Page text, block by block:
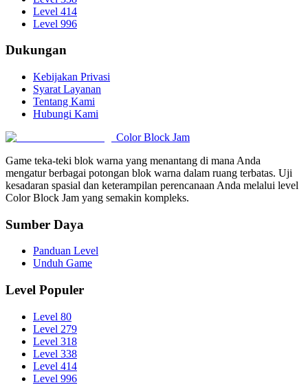
Level 414
Level 996
Dukungan
Kebijakan Privasi
Syarat Layanan
Tentang Kami
Hubungi Kami
Color Block Jam
Game teka-teki blok warna yang menantang di mana Anda
mengatur berbagai potongan blok warna dalam ruang terbatas. Uji
kesadaran spasial dan keterampilan perencanaan Anda melalui level
Color Block Jam yang semakin kompleks.
Sumber Daya
Panduan Level
Unduh Game
Level Populer
Level 80
Level 279
Level 318
Level 338
Level 414
Level 996